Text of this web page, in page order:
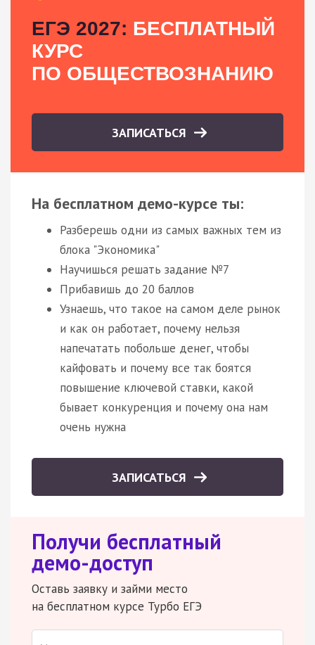
ЕГЭ 2027: БЕСПЛАТНЫЙ
КУРС
ПО ОБЩЕСТВОЗНАНИЮ
ЗАПИСАТЬСЯ
На бесплатном демо-курсе ты:
Разберешь одни из самых важных тем из
блока "Экономика"
Научишься решать задание №7
Прибавишь до 20 баллов
Узнаешь, что такое на самом деле рынок
и как он работает, почему нельзя
напечатать побольше денег, чтобы
кайфовать и почему все так боятся
повышение ключевой ставки, какой
бывает конкуренция и почему она нам
очень нужна
ЗАПИСАТЬСЯ
Получи бесплатный
демо-доступ
Оставь заявку и займи место
на бесплатном курсе Турбо ЕГЭ